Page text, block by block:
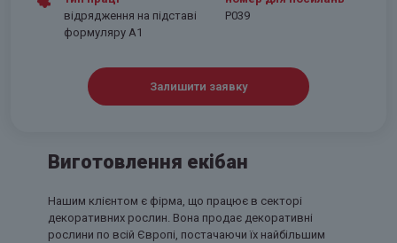
Виготовлення екібан
Нашим клієнтом є фірма, що працює в секторі
декоративних рослин. Вона продає декоративні
рослини по всій Європі, постачаючи їх найбільшим
відрядження на підставі
формуляру А1
P039
Залишити заявку